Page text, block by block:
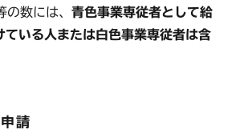
の数には、青色事業専従者として給
ている人または白色事業専従者は含
請